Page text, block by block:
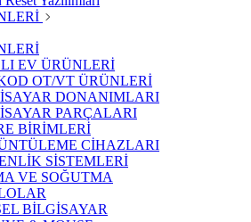
EV ÜRÜNLERİ
OT/VT ÜRÜNLERİ
DONANIMLARI
PARÇALARI
BİRİMLERİ
CİHAZLARI
SİSTEMLERİ
VE SOĞUTMA
BİLGİSAYAR